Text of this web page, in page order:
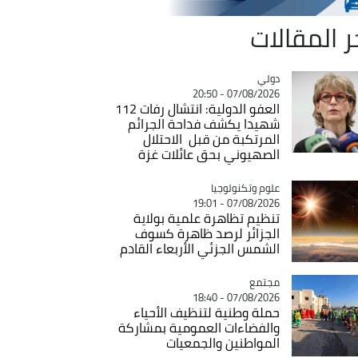
المقالات
Catégorie
دولي
07/08/2026 - 20:50
العفو الدولية: انتشال رفات 112
شهيدا يكشف فداحة الجرائم
المرتكبة من قبل الاحتلال
الصهيوني بحق عائلات غزة
Catégorie
علوم وتكنولوجيا
07/08/2026 - 19:01
تنظيم تظاهرة علمية بولاية
الجزائر لرصد ظاهرة كسوف
الشمس الجزئي الأربعاء القادم
Catégorie
مجتمع
07/08/2026 - 18:40
حملة وطنية لتنظيف الأحياء
والفضاءات العمومية بمشاركة
المواطنين والجمعيات